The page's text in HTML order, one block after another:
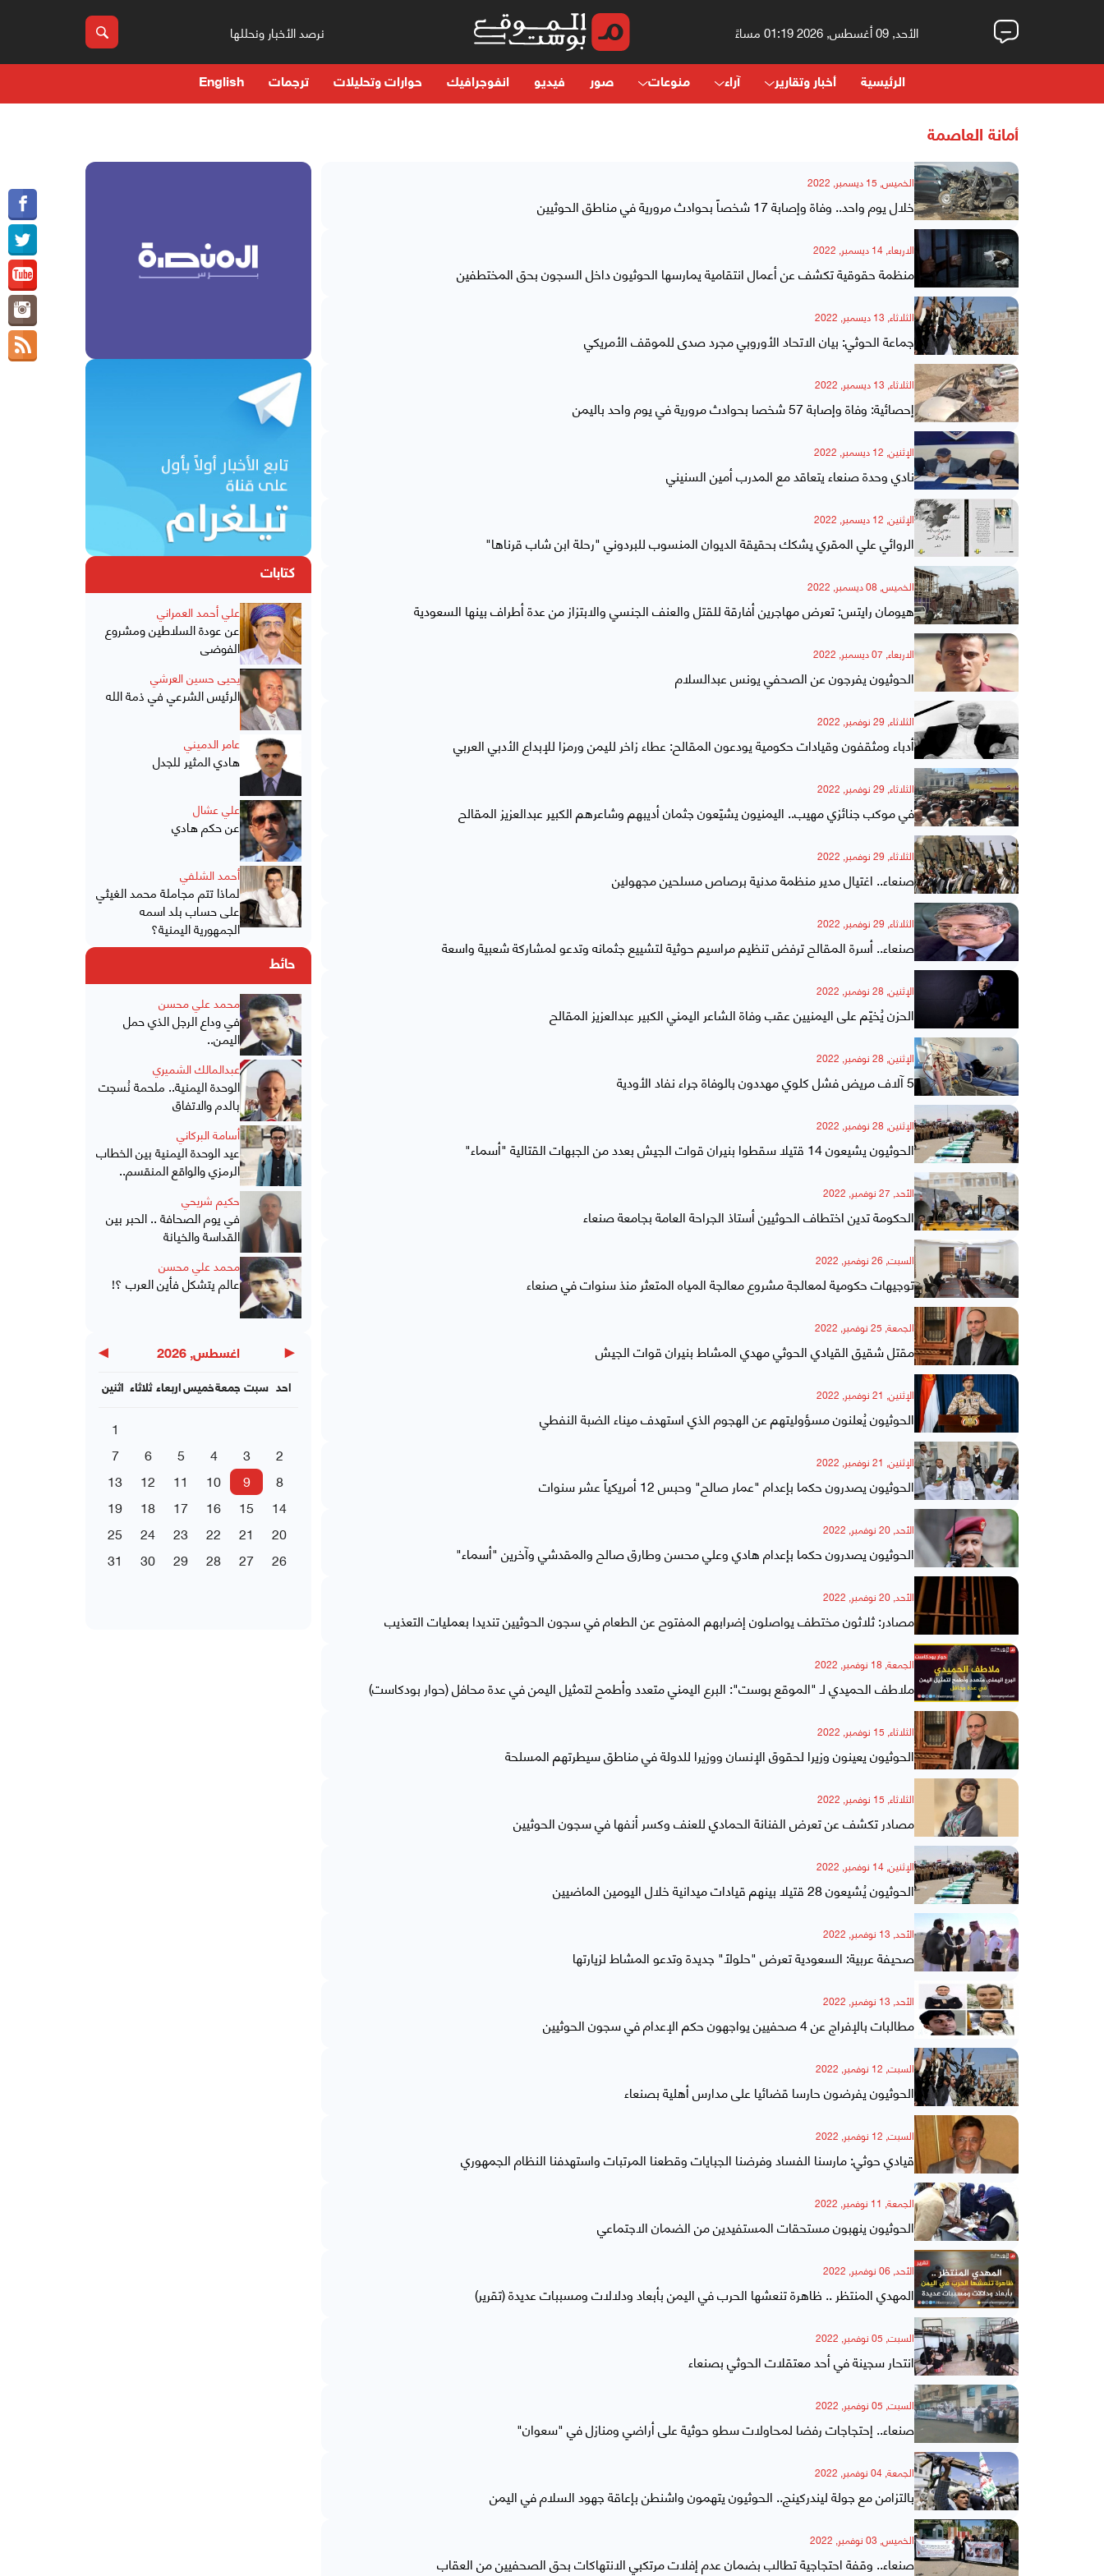
الأحد, 09 أغسطس, 2026 01:19 مساءً نرصد الأخبار ونحللها
الرئيسية أخبار وتقارير آراء منوعات صور فيديو انفوجرافيك حوارات وتحليلات ترجمات English
أمانة العاصمة
الخميس, 15 ديسمبر, 2022
خلال يوم واحد.. وفاة وإصابة 17 شخصاً بحوادث مرورية في مناطق الحوثيين
الاربعاء, 14 ديسمبر, 2022
منظمة حقوقية تكشف عن أعمال انتقامية يمارسها الحوثيون داخل السجون بحق المختطفين
الثلاثاء, 13 ديسمبر, 2022
جماعة الحوثي: بيان الاتحاد الأوروبي مجرد صدى للموقف الأمريكي
الثلاثاء, 13 ديسمبر, 2022
إحصائية: وفاة وإصابة 57 شخصا بحوادث مرورية في يوم واحد باليمن
الإثنين, 12 ديسمبر, 2022
نادي وحدة صنعاء يتعاقد مع المدرب أمين السنيني
الإثنين, 12 ديسمبر, 2022
الروائي علي المقري يشكك بحقيقة الديوان المنسوب للبردوني "رحلة ابن شاب قرناها"
الخميس, 08 ديسمبر, 2022
هيومان رايتس: تعرض مهاجرين أفارقة للقتل والعنف الجنسي والابتزاز من عدة أطراف بينها السعودية
الاربعاء, 07 ديسمبر, 2022
الحوثيون يفرجون عن الصحفي يونس عبدالسلام
الثلاثاء, 29 نوفمبر, 2022
أدباء ومثقفون وقيادات حكومية يودعون المقالح: عطاء زاخر لليمن ورمزا للإبداع الأدبي العربي
الثلاثاء, 29 نوفمبر, 2022
في موكب جنائزي مهيب.. اليمنيون يشيّعون جثمان أديبهم وشاعرهم الكبير عبدالعزيز المقالح
الثلاثاء, 29 نوفمبر, 2022
صنعاء.. اغتيال مدير منظمة مدنية برصاص مسلحين مجهولين
الثلاثاء, 29 نوفمبر, 2022
صنعاء.. أسرة المقالح ترفض تنظيم مراسيم حوثية لتشييع جثمانه وتدعو لمشاركة شعبية واسعة
الإثنين, 28 نوفمبر, 2022
الحزن يُخيّم على اليمنيين عقب وفاة الشاعر اليمني الكبير عبدالعزيز المقالح
الإثنين, 28 نوفمبر, 2022
5 آلاف مريض فشل كلوي مهددون بالوفاة جراء نفاد الأودية
الإثنين, 28 نوفمبر, 2022
الحوثيون يشيعون 14 قتيلا سقطوا بنيران قوات الجيش بعدد من الجبهات القتالية "أسماء"
الأحد, 27 نوفمبر, 2022
الحكومة تدين اختطاف الحوثيين أستاذ الجراحة العامة بجامعة صنعاء
السبت, 26 نوفمبر, 2022
توجيهات حكومية لمعالجة مشروع معالجة المياه المتعثر منذ سنوات في صنعاء
الجمعة, 25 نوفمبر, 2022
مقتل شقيق القيادي الحوثي مهدي المشاط بنيران قوات الجيش
الإثنين, 21 نوفمبر, 2022
الحوثيون يُعلنون مسؤوليتهم عن الهجوم الذي استهدف ميناء الضبة النفطي
الإثنين, 21 نوفمبر, 2022
الحوثيون يصدرون حكما بإعدام "عمار صالح" وحبس 12 أمريكياً عشر سنوات
الأحد, 20 نوفمبر, 2022
الحوثيون يصدرون حكما بإعدام هادي وعلي محسن وطارق صالح والمقدشي وآخرين "أسماء"
الأحد, 20 نوفمبر, 2022
مصادر: ثلاثون مختطف يواصلون إضرابهم المفتوح عن الطعام في سجون الحوثيين تنديدا بعمليات التعذيب
الجمعة, 18 نوفمبر, 2022
ملاطف الحميدي لـ "الموقع بوست": البرع اليمني متعدد وأطمح لتمثيل اليمن في عدة محافل (حوار بودكاست)
الثلاثاء, 15 نوفمبر, 2022
الحوثيون يعينون وزيرا لحقوق الإنسان ووزيرا للدولة في مناطق سيطرتهم المسلحة
الثلاثاء, 15 نوفمبر, 2022
مصادر تكشف عن تعرض الفنانة الحمادي للعنف وكسر أنفها في سجون الحوثيين
الإثنين, 14 نوفمبر, 2022
الحوثيون يُشيعون 28 قتيلا بينهم قيادات ميدانية خلال اليومين الماضيين
الأحد, 13 نوفمبر, 2022
صحيفة عربية: السعودية تعرض "حلولاً" جديدة وتدعو المشاط لزيارتها
الأحد, 13 نوفمبر, 2022
مطالبات بالإفراج عن 4 صحفيين يواجهون حكم الإعدام في سجون الحوثيين
السبت, 12 نوفمبر, 2022
الحوثيون يفرضون حارسا قضائيا على مدارس أهلية بصنعاء
السبت, 12 نوفمبر, 2022
قيادي حوثي: مارسنا الفساد وفرضنا الجبايات وقطعنا المرتبات واستهدفنا النظام الجمهوري
الجمعة, 11 نوفمبر, 2022
الحوثيون ينهبون مستحقات المستفيدين من الضمان الاجتماعي
الأحد, 06 نوفمبر, 2022
المهدي المنتظر .. ظاهرة تنعشها الحرب في اليمن بأبعاد ودلالات ومسببات عديدة (تقرير)
السبت, 05 نوفمبر, 2022
انتحار سجينة في أحد معتقلات الحوثي بصنعاء
السبت, 05 نوفمبر, 2022
صنعاء.. إحتجاجات رفضا لمحاولات سطو حوثية على أراضي ومنازل في "سعوان"
الجمعة, 04 نوفمبر, 2022
بالتزامن مع جولة ليندركينج.. الحوثيون يتهمون واشنطن بإعاقة جهود السلام في اليمن
الخميس, 03 نوفمبر, 2022
صنعاء.. وقفة احتجاجية تطالب بضمان عدم إفلات مرتكبي الانتهاكات بحق الصحفيين من العقاب
كتابات
علي أحمد العمراني
عن عودة السلاطين ومشروع
الفوضى
يحيى حسين العرشي
الرئيس الشرعي في ذمة الله
عامر الدميني
هادي المثير للجدل
علي عشال
عن حكم هادي
أحمد الشلفي
لماذا تتم مجاملة محمد الغيثي
على حساب بلد اسمه
الجمهورية اليمنية؟
حائط
محمد علي محسن
في وداع الرجل الذي حمل
اليمن..
عبدالمالك الشميري
الوحدة اليمنية.. ملحمة نُسجت
بالدم والاتفاق
أسامة البركاني
عيد الوحدة اليمنية بين الخطاب
الرمزي والواقع المنقسم..
حكيم شريحي
في يوم الصحافة .. الحبر بين
القداسة والخيانة
محمد علي محسن
عالم يتشكل فأين العرب ؟!
◀ اغسطس, 2026 ▶
اثنين ثلاثاء اربعاءخميسجمعة سبت احد
1
2
3
4
5
6
7
8
9
10
11
12
13
14
15
16
17
18
19
20
21
22
23
24
25
26
27
28
29
30
31